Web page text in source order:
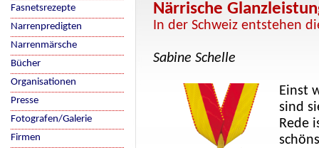
Närrische
In der Schweiz entstehen
Sabine Schelle
Einst
sind
Rede
Fasnetsrezepte
Narrenpredigten
Narrenmärsche
Bücher
Organisationen
Presse
Fotografen/Galerie
Firmen